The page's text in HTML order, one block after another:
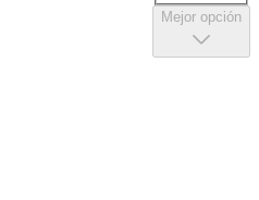
Mejor opción